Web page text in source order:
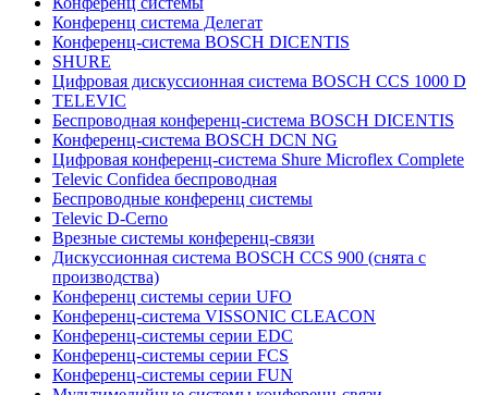
Конференц система Делегат
Конференц-система BOSCH DICENTIS
SHURE
Цифровая дискуссионная система BOSCH CCS 1000 D
TELEVIC
Беспроводная конференц-система BOSCH DICENTIS
Конференц-система BOSCH DCN NG
Цифровая конференц-система Shure Microflex Complete
Televic Confidea беспроводная
Беспроводные конференц системы
Televic D-Cerno
Врезные системы конференц-связи
Дискуссионная система BOSCH CCS 900 (снята с
производства)
Конференц системы серии UFO
Конференц-система VISSONIC CLEACON
Конференц-системы серии EDC
Конференц-системы серии FCS
Конференц-системы серии FUN